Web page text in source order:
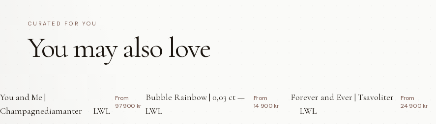
CURATED FOR YOU
You may also love
You and Me |
Champagnediamanter — LWL
From
97 900 kr
Bubble Rainbow | 0,03 ct —
LWL
From
14 900 kr
Forever and Ever | Tsavoliter
— LWL
From
24 900 kr